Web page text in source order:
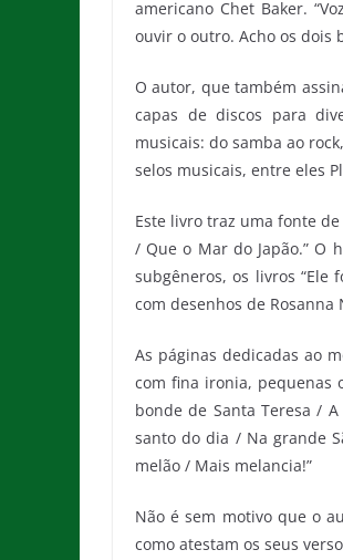
americano Chet Baker.
ouvir o outro. Acho os dois
O autor, que também
capas de discos para
musicais: do samba ao
selos musicais, entre eles
Este livro traz uma fonte
/ Que o Mar do Japão.” O
subgêneros, os livros “Ele
com desenhos de Rosanna
As páginas dedicadas ao
com fina ironia, pequenas
bonde de Santa Teresa /
santo do dia / Na grande
melão / Mais melancia!”
Não é sem motivo que o
como atestam os seus